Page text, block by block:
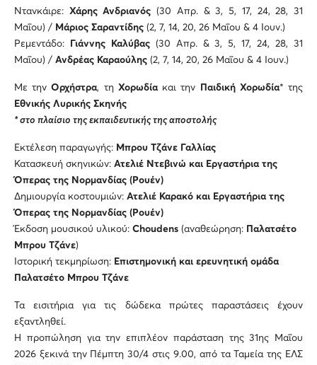
Ντανκάιρε: Χάρης Ανδριανός(30 Απρ. & 3, 5, 17, 24, 28, 31
Μαΐου) / Μάριος Σαραντίδης (2, 7, 14, 20, 26 Μαΐου & 4 Ιουν.)
Ρεμεντάδο:
Γιάννης Καλύβας (30 Απρ. & 3, 5, 17, 24, 28, 31
Μαΐου) / Ανδρέας Καραούλης (2, 7, 14, 20, 26 Μαΐου & 4 Ιουν.)
Με τηνΟρχήστρα, τη Χορωδίακαι την Παιδική Χορωδία* της
Εθνικής Λυρικής Σκηνής
* στο πλαίσιο της εκπαιδευτικής της αποστολής
Εκτέλεση παραγωγής: Μπρου Τζάνε Γαλλίας
Κατασκευή σκηνικών: Ατελιέ Ντεβινώ και Εργαστήρια της
Όπερας της Νορμανδίας (Ρουέν)
Δημιουργία κοστουμιών: Ατελιέ Καρακό και Εργαστήρια της
Όπερας της Νορμανδίας (Ρουέν)
Έκδοση μουσικού υλικού: Choudens (αναθεώρηση: Παλατσέτο
Μπρου Τζάνε)
Ιστορική τεκμηρίωση: Επιστημονική και ερευνητική ομάδα
Παλατσέτο Μπρου Τζάνε
Τα εισιτήρια για τις δώδεκα πρώτες παραστάσεις έχουν
εξαντληθεί.
Η προπώληση για την επιπλέον παράσταση της 31ης Μαΐου
2026 ξεκινά την Πέμπτη 30/4 στις 9.00, από τα Ταμεία της ΕΛΣ